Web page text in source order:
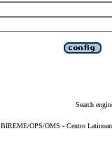
Search
BIREME/OPS/OMS - Centro